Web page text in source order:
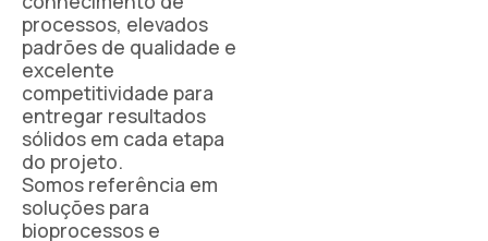
processos, elevados
padrões de qualidade e
excelente
competitividade para
entregar resultados
sólidos em cada etapa
do projeto.
Somos referência em
soluções para
bioprocessos e